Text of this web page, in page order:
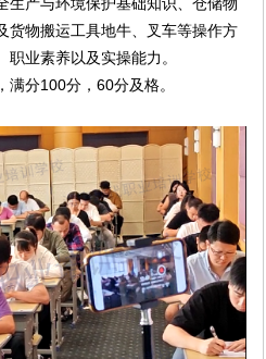
货物搬运工具地牛、叉车等操作方
业素养以及实操能力。
分100分，60分及格。